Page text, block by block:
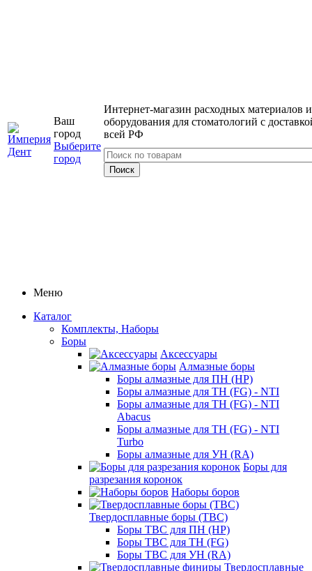
Ваш
город
Выберите
город
Интернет-магазин расходных материалов и
оборудования для стоматологий с
всей РФ
Меню
Каталог
Комплекты, Наборы
Боры
Аксессуары
Алмазные боры
Боры алмазные для ПН (HP)
Боры алмазные для ТН (FG) - NTI
Боры алмазные для ТН (FG) - NTI
Abacus
Боры алмазные для ТН (FG) - NTI
Turbo
Боры алмазные для УН (RA)
Боры для
разрезания коронок
Наборы боров
Твердосплавные боры (ТВС)
Боры ТВС для ПН (HP)
Боры ТВС для ТН (FG)
Боры ТВС для УН (RA)
Твердосплавные